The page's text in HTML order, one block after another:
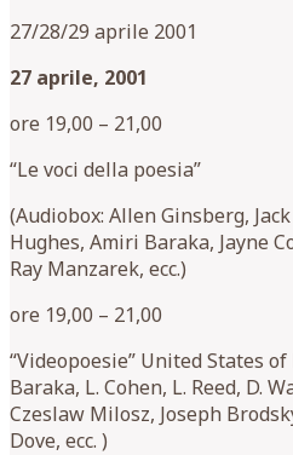
27/28/29 aprile 2001
27 aprile, 2001
ore 19,00 – 21,00
“Le voci della poesia”
(Audiobox: Allen Ginsberg,
Hughes, Amiri Baraka, Jayne
Ray Manzarek, ecc.)
ore 19,00 – 21,00
“Videopoesie” United States
Baraka, L. Cohen, L. Reed, D.
Czeslaw Milosz, Joseph
Dove, ecc. )